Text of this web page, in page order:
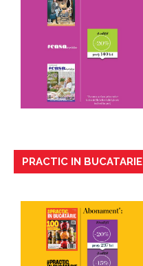
PRACTIC IN BUCATARIE